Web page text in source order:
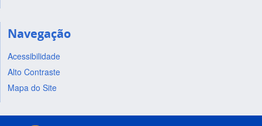
Navegação
Acessibilidade
Alto Contraste
Mapa do Site